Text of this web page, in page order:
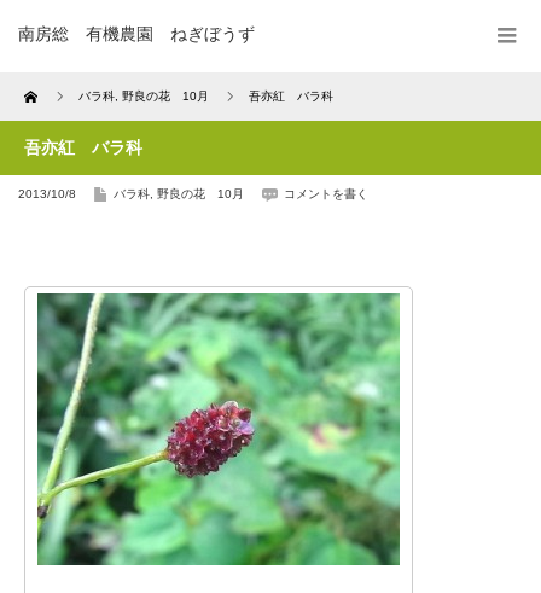
南房総 有機農園 ねぎぼうず
Home バラ科 野良の花 10月 吾亦紅 バラ科
吾亦紅 バラ科
2013/10/8 バラ科 野良の花 10月 コメントを書く